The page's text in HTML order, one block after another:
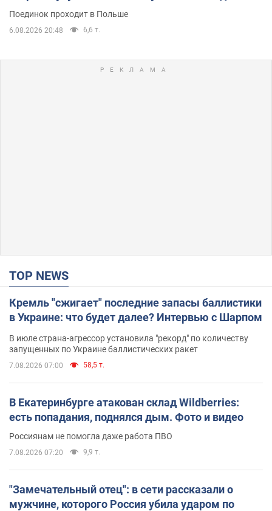
Поединок проходит в Польше
6.08.2026 20:48 6,6 т.
TOP NEWS
Кремль "сжигает" последние запасы баллистики
в Украине: что будет далее? Интервью с Шарпом
В июле страна-агрессор установила "рекорд" по количеству
запущенных по Украине баллистических ракет
7.08.2026 07:00 58,5 т.
В Екатеринбурге атакован склад Wildberries:
есть попадания, поднялся дым. Фото и видео
Россиянам не помогла даже работа ПВО
7.08.2026 07:20 9,9 т.
"Замечательный отец": в сети рассказали о
мужчине, которого Россия убила ударом по